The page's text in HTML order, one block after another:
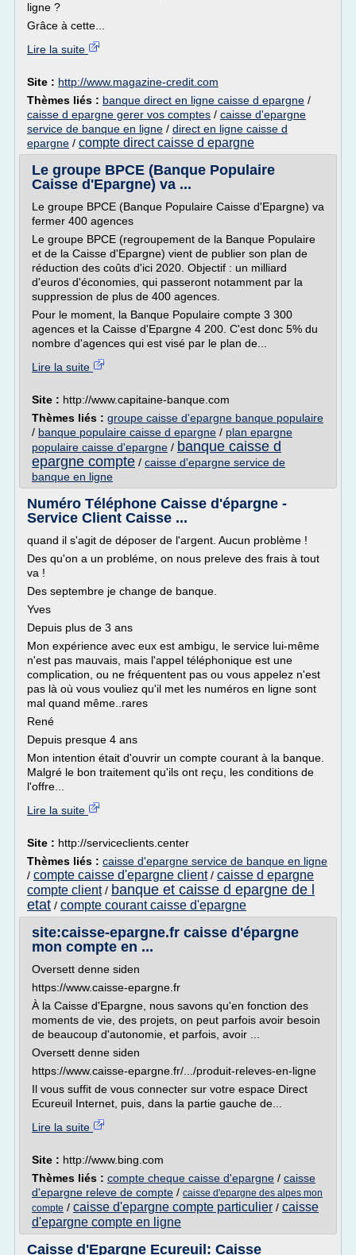
ligne ?
Grâce à cette...
Lire la suite
Site : http://www.magazine-credit.com
Thèmes liés : banque direct en ligne caisse d epargne /
caisse d epargne gerer vos comptes / caisse d'epargne
service de banque en ligne / direct en ligne caisse d
epargne / compte direct caisse d epargne
Le groupe BPCE (Banque Populaire
Caisse d'Epargne) va ...
Le groupe BPCE (Banque Populaire Caisse d'Epargne) va
fermer 400 agences
Le groupe BPCE (regroupement de la Banque Populaire
et de la Caisse d'Epargne) vient de publier son plan de
réduction des coûts d'ici 2020. Objectif : un milliard
d'euros d'économies, qui passeront notamment par la
suppression de plus de 400 agences.
Pour le moment, la Banque Populaire compte 3 300
agences et la Caisse d'Epargne 4 200. C'est donc 5% du
nombre d'agences qui est visé par le plan de...
Lire la suite
Site : http://www.capitaine-banque.com
Thèmes liés : groupe caisse d'epargne banque populaire
/ banque populaire caisse d epargne / plan epargne
populaire caisse d'epargne / banque caisse d
epargne compte / caisse d'epargne service de
banque en ligne
Numéro Téléphone Caisse d'épargne -
Service Client Caisse ...
quand il s'agit de déposer de l'argent. Aucun problème !
Des qu'on a un probléme, on nous preleve des frais à tout
va !
Des septembre je change de banque.
Yves
Depuis plus de 3 ans
Mon expérience avec eux est ambigu, le service lui-même
n'est pas mauvais, mais l'appel téléphonique est une
complication, ou ne fréquentent pas ou vous appelez n'est
pas là où vous vouliez qu'il met les numéros en ligne sont
mal quand même..rares
René
Depuis presque 4 ans
Mon intention était d'ouvrir un compte courant à la banque.
Malgré le bon traitement qu'ils ont reçu, les conditions de
l'offre...
Lire la suite
Site : http://serviceclients.center
Thèmes liés : caisse d'epargne service de banque en ligne
/ compte caisse d'epargne client/ caisse d epargne
compte client/ banque et caisse d epargne de l
etat / compte courant caisse d'epargne
site:caisse-epargne.fr caisse d'épargne
mon compte en ...
Oversett denne siden
https://www.caisse-epargne.fr
À la Caisse d'Epargne, nous savons qu'en fonction des
moments de vie, des projets, on peut parfois avoir besoin
de beaucoup d'autonomie, et parfois, avoir ...
Oversett denne siden
https://www.caisse-epargne.fr/.../produit-releves-en-ligne
Il vous suffit de vous connecter sur votre espace Direct
Ecureuil Internet, puis, dans la partie gauche de...
Lire la suite
Site : http://www.bing.com
Thèmes liés : compte cheque caisse d'epargne / caisse
d'epargne releve de compte / caisse d'epargne des alpes mon
compte / caisse d'epargne compte particulier / caisse
d'epargne compte en ligne
Caisse d'Epargne Ecureuil: Caisse